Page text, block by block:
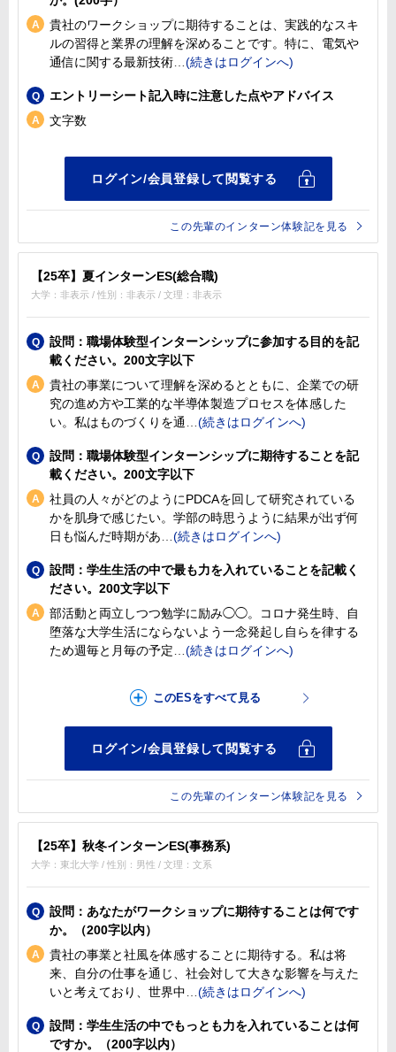
貴社のワークショップに期待することは、実践的なスキ
ルの習得と業界の理解を深めることです。特に、電気や
通信に関する最新技術
エントリーシート記入時に注意した点やアドバイス
文字数
この先輩のインターン体験記を見る
【25卒】夏インターンES(総合職)
大学：非表示 / 性別：非表示 / 文理：非表示
設問：職場体験型インターンシップに参加する目的を記
載ください。200文字以下
貴社の事業について理解を深めるとともに、企業での研
究の進め方や工業的な半導体製造プロセスを体感した
い。私はものづくりを通
設問：職場体験型インターンシップに期待することを記
載ください。200文字以下
社員の人々がどのようにPDCAを回して研究されている
かを肌身で感じたい。学部の時思うように結果が出ず何
日も悩んだ時期があ
設問：学生生活の中で最も力を入れていることを記載く
ださい。200文字以下
部活動と両立しつつ勉学に励み◯◯。コロナ発生時、自
堕落な大学生活にならないよう一念発起し自らを律する
ため週毎と月毎の予定
この先輩のインターン体験記を見る
【25卒】秋冬インターンES(事務系)
大学：東北大学 / 性別：男性 / 文理：文系
設問：あなたがワークショップに期待することは何です
か。（200字以内）
貴社の事業と社風を体感することに期待する。私は将
来、自分の仕事を通じ、社会対して大きな影響を与えた
いと考えており、世界中
設問：学生生活の中でもっとも力を入れていることは何
ですか。（200字以内）